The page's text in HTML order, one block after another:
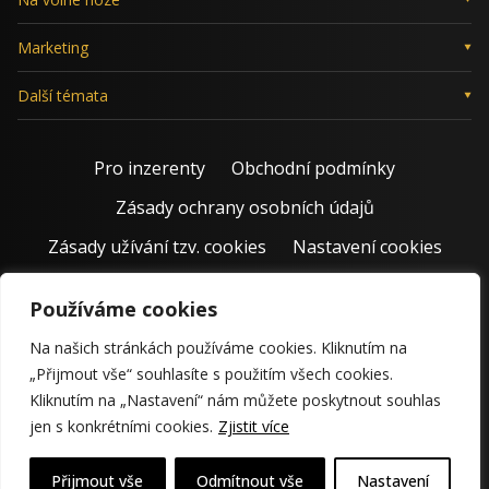
Používáme cookies
Na našich stránkách používáme cookies. Kliknutím na
„Přijmout vše“ souhlasíte s použitím všech cookies.
Kliknutím na „Nastavení“ nám můžete poskytnout souhlas
jen s konkrétními cookies. Zjistit více
Nastavení
Odmítnout vše
Přijmout vše
Marketing
Další témata
Pro inzerenty
Obchodní podmínky
Zásady ochrany osobních údajů
Zásady užívání tzv. cookies
Nastavení cookies
© 2011 – 2026 Jiří Rostecký | Inspiruje české podnikatele už 15